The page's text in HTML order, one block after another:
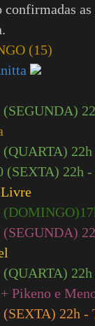
confirmadas
(15)
(SEXTA) 22h
Livre
(DOMINGO)
Pikeno e
22h -